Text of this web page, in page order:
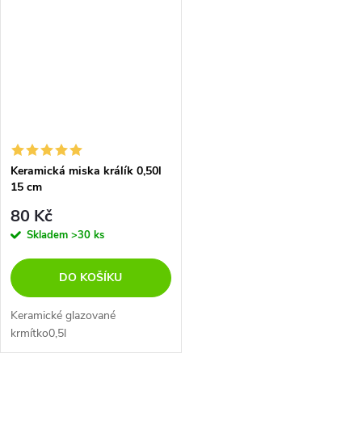
Keramická miska králík 0,50l
15 cm
80 Kč
Skladem >30 ks
DO KOŠÍKU
Keramické glazované
krmítko0,5l